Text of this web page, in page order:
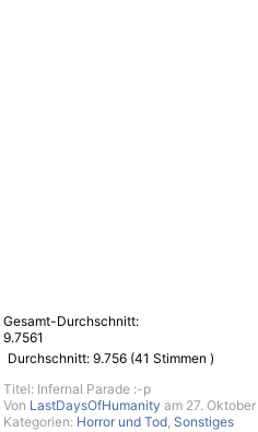
Gesamt-Durchschnitt:
9.7561
Durchschnitt: 9.756 (41 Stimmen )
Titel: Infernal Parade :-p
Von LastDaysOfHumanity am 27.
Kategorien: Horror und Tod, Sonstiges